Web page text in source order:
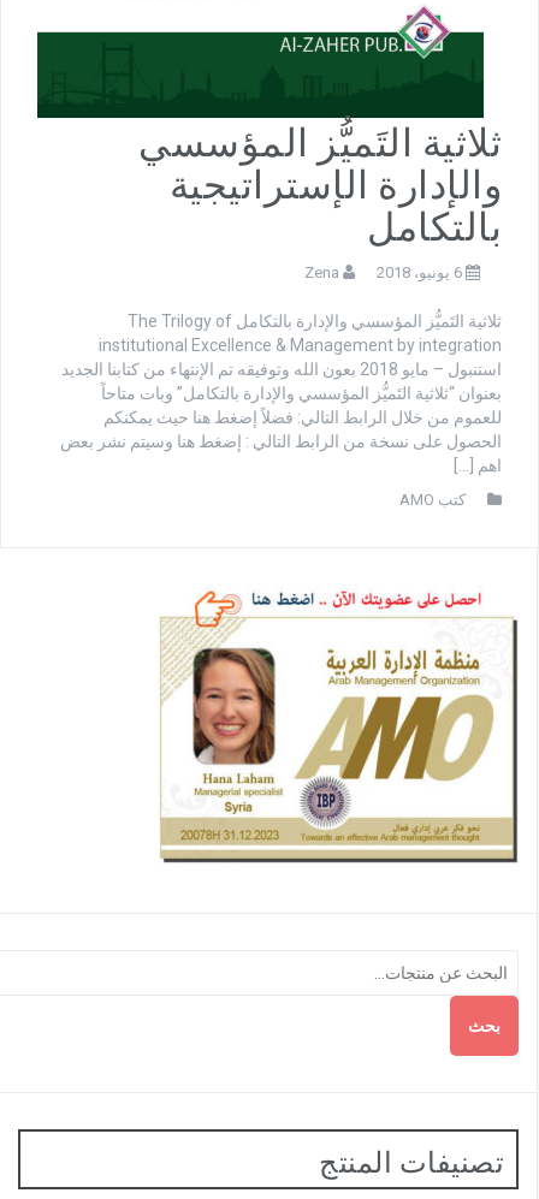
ثلاثية التَميُّز المؤسسي
والإدارة الإستراتيجية
بالتكامل
6 يونيو، 2018 Zena
ثلاثية التَميُّز المؤسسي والإدارة بالتكامل The Trilogy of
institutional Excellence & Management by integration
استنبول – مايو 2018 بعون الله وتوفيقه تم الإنتهاء من كتابنا الجديد
بعنوان “ثلاثية التَميُّز المؤسسي والإدارة بالتكامل” وبات متاحاً
للعموم من خلال الرابط التالي: فضلاً إضغط هنا حيث يمكنكم
الحصول على نسخة من الرابط التالي : إضغط هنا وسيتم نشر بعض
اهم […]
كتب AMO
بحث
تصنيفات المنتج